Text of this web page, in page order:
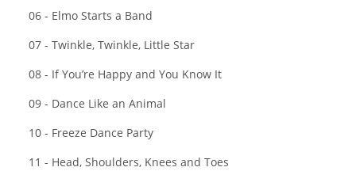
06 - Elmo Starts a Band
07 - Twinkle, Twinkle, Little Star
08 - If You’re Happy and You Know It
09 - Dance Like an Animal
10 - Freeze Dance Party
11 - Head, Shoulders, Knees and Toes